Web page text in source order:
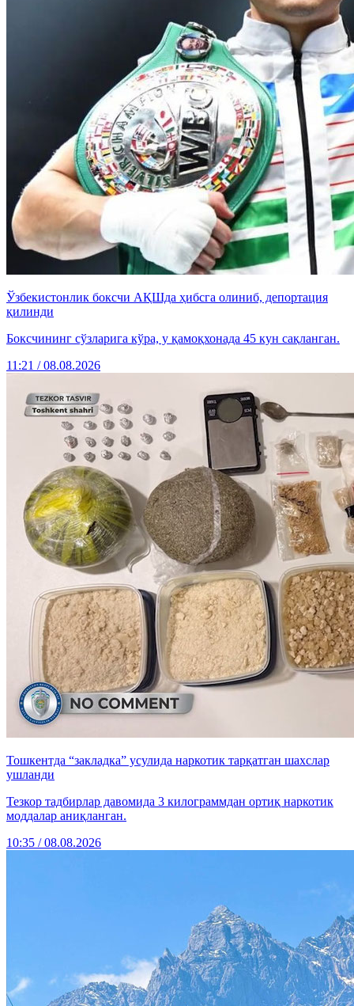
Ўзбекистонлик боксчи АҚШда ҳибсга олиниб, депортация
қилинди
Боксчининг сўзларига кўра, у қамоқхонада 45 кун сақланган.
11:21 / 08.08.2026
Тошкентда “закладка” усулида наркотик тарқатган шахслар
ушланди
Тезкор тадбирлар давомида 3 килограммдан ортиқ наркотик
моддалар аниқланган.
10:35 / 08.08.2026